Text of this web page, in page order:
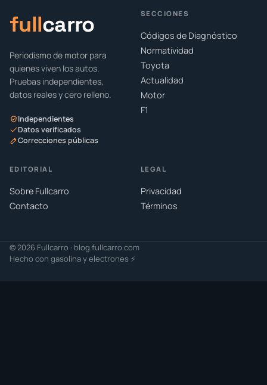
fullcarro
Periodismo de motor para
quienes viven los autos.
Pruebas independientes,
datos reales y cero relleno.
Independientes
Datos verificados
Correcciones públicas
SECCIONES
Códigos de Diagnóstico
Normatividad
Toyota
Actualidad
Motor
F1
EDITORIAL
Sobre Fullcarro
Contacto
LEGAL
Privacidad
Términos
© 2026 Fullcarro · blog.fullcarro.com
Hecho con gasolina y electrones ⚡